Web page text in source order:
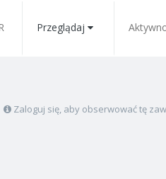
Przeglądaj
Zaloguj się, aby obserwować tę